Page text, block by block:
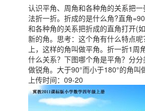
认识平角、周角和各种角的关系把
法折一折。折成的是什么角?直角
和各种角的关系把折成的直角打开(
新的角。思考：这个角有什么特点
上，这样的角叫做平角。折一折1周
什么关系？下图哪个角是平角？分
做锐角。大于90°而小于180°的角
上传时间：09-20